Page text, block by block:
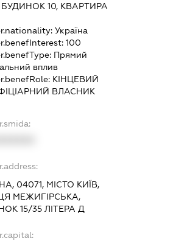
БУДИНОК 10, КВАРТИРА
Україна
100
Прямий
вплив
КІНЦЕВИЙ
ВЛАСНИК
04071, МІСТО КИЇВ,
МЕЖИГІРСЬКА,
15/35 ЛІТЕРА Д